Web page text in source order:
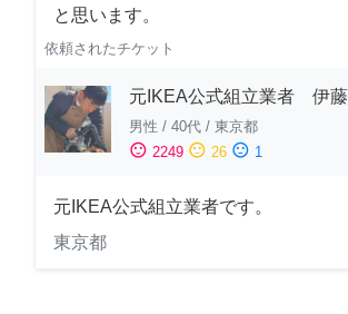
と思います。
依頼されたチケット
元IKEA公式組立業者 伊藤
男性 / 40代 / 東京都
sentiment_satisfied 2249 sentiment_neutral 26 sentiment_dissatisfied 1
元IKEA公式組立業者です。
東京都